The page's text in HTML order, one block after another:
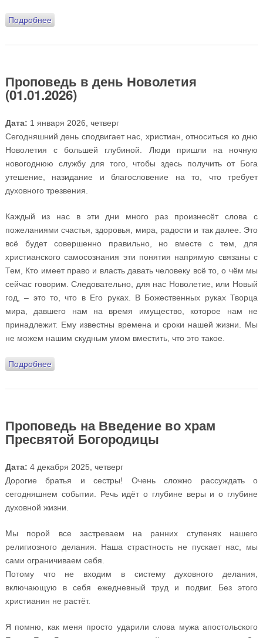
Подробнеео Проповедь на Всенощном бдении под праздник
Проповедь в день Новолетия
(01.01.2026)
Дата: 1 января 2026, четверг
Сегодняшний день сподвигает нас, христиан, относиться ко дню
Новолетия с большей глубиной. Люди пришли на ночную
новогоднюю службу для того, чтобы здесь получить от Бога
утешение, назидание и благословение на то, что требует
духовного трезвения.
Каждый из нас в эти дни много раз произнесёт слова с
пожеланиями счастья, здоровья, мира, радости и так далее. Это
всё будет совершенно правильно, но вместе с тем, для
христианского самосознания эти понятия напрямую связаны с
Тем, Кто имеет право и власть давать человеку всё то, о чём мы
сейчас говорим. Следовательно, для нас Новолетие, или Новый
год, – это то, что в Его руках. В Божественных руках Творца
мира, давшего нам на время имущество, которое нам не
принадлежит. Ему известны времена и сроки нашей жизни. Мы
не можем нашим скудным умом вместить, что это такое.
Подробнеео Проповедь в день Новолетия (01.01.2026)
Проповедь на Введение во храм
Пресвятой Богородицы
Дата: 4 декабря 2025, четверг
Дорогие братья и сестры! Очень сложно рассуждать о
сегодняшнем событии. Речь идёт о глубине веры и о глубине
духовной жизни.
Мы порой все застреваем на ранних ступенях нашего
религиозного делания. Наша страстность не пускает нас, мы
сами ограничиваем себя.
Потому что не входим в систему духовного делания,
включающую в себя ежедневный труд и подвиг. Без этого
христианин не растёт.
Я помню, как меня просто ударили слова мужа апостольского